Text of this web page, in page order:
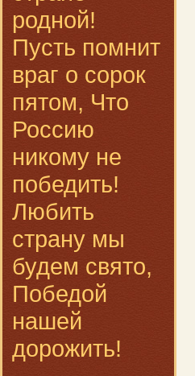
родной!
Пусть помнит
враг о сорок
пятом, Что
Россию
никому не
победить!
Любить
страну мы
будем свято,
Победой
нашей
дорожить!